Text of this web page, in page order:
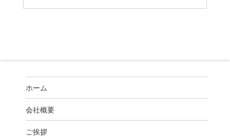
ホーム
会社概要
ご挨拶